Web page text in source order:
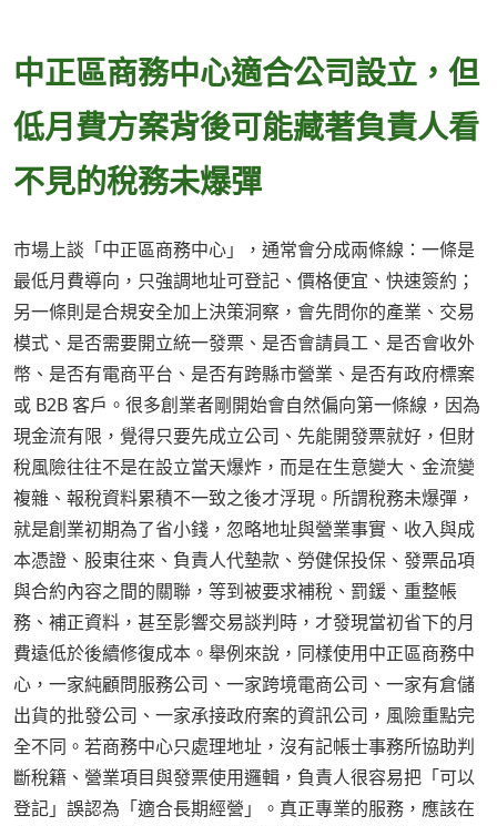
中正區商務中心適合公司設立，但
低月費方案背後可能藏著負責人看
不見的稅務未爆彈
市場上談「中正區商務中心」，通常會分成兩條線：一條是
最低月費導向，只強調地址可登記、價格便宜、快速簽約；
另一條則是合規安全加上決策洞察，會先問你的產業、交易
模式、是否需要開立統一發票、是否會請員工、是否會收外
幣、是否有電商平台、是否有跨縣市營業、是否有政府標案
或 B2B 客戶。很多創業者剛開始會自然偏向第一條線，因為
現金流有限，覺得只要先成立公司、先能開發票就好，但財
稅風險往往不是在設立當天爆炸，而是在生意變大、金流變
複雜、報稅資料累積不一致之後才浮現。所謂稅務未爆彈，
就是創業初期為了省小錢，忽略地址與營業事實、收入與成
本憑證、股東往來、負責人代墊款、勞健保投保、發票品項
與合約內容之間的關聯，等到被要求補稅、罰鍰、重整帳
務、補正資料，甚至影響交易談判時，才發現當初省下的月
費遠低於後續修復成本。舉例來說，同樣使用中正區商務中
心，一家純顧問服務公司、一家跨境電商公司、一家有倉儲
出貨的批發公司、一家承接政府案的資訊公司，風險重點完
全不同。若商務中心只處理地址，沒有記帳士事務所協助判
斷稅籍、營業項目與發票使用邏輯，負責人很容易把「可以
登記」誤認為「適合長期經營」。真正專業的服務，應該在